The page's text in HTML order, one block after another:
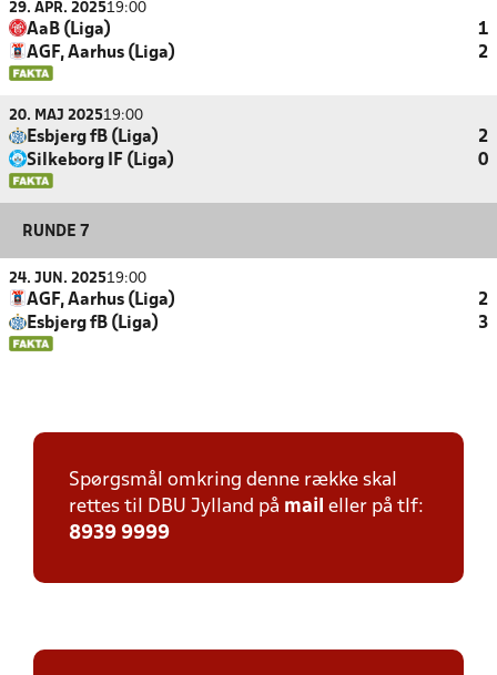
29. APR. 202519:00
AaB (Liga)
1
AGF, Aarhus (Liga)
2
20. MAJ 202519:00
Esbjerg fB (Liga)
2
Silkeborg IF (Liga)
0
RUNDE 7
24. JUN. 202519:00
AGF, Aarhus (Liga)
2
Esbjerg fB (Liga)
3
Spørgsmål omkring denne række skal
rettes til DBU Jylland på mail eller på tlf:
8939 9999